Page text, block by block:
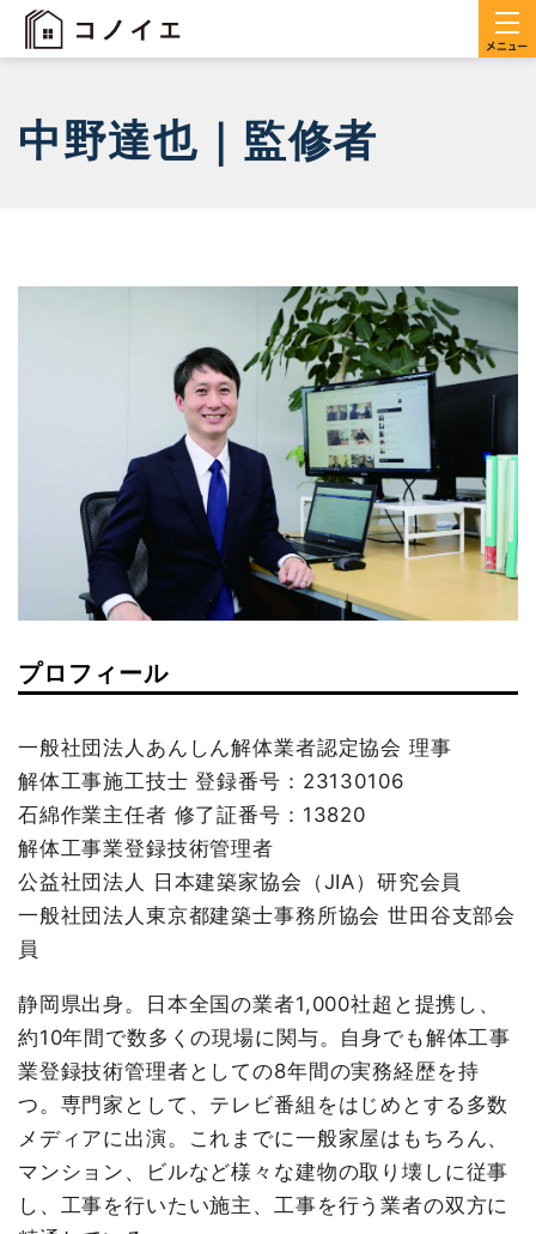
中野達也｜監修者
プロフィール
一般社団法人あんしん解体業者認定協会 理事
解体工事施工技士 登録番号：23130106
石綿作業主任者 修了証番号：13820
解体工事業登録技術管理者
公益社団法人 日本建築家協会（JIA）研究会員
一般社団法人東京都建築士事務所協会 世田谷支部会
員
静岡県出身。日本全国の業者1,000社超と提携し、
約10年間で数多くの現場に関与。自身でも解体工事
業登録技術管理者としての8年間の実務経歴を持
つ。専門家として、テレビ番組をはじめとする多数
メディアに出演。これまでに一般家屋はもちろん、
マンション、ビルなど様々な建物の取り壊しに従事
し、工事を行いたい施主、工事を行う業者の双方に